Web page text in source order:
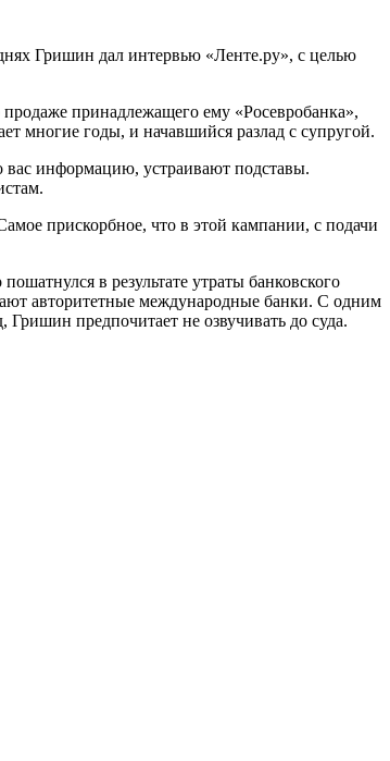
Гришин дал интервью «Ленте.ру», с целью
принадлежащего ему «Росевробанка»,
многие годы, и начавшийся разлад с супругой.
вас информацию, устраивают подставы.
прискорбное, что в этой кампании, с подачи
в результате утраты банковского
авторитетные международные банки. С одним
предпочитает не озвучивать до суда.